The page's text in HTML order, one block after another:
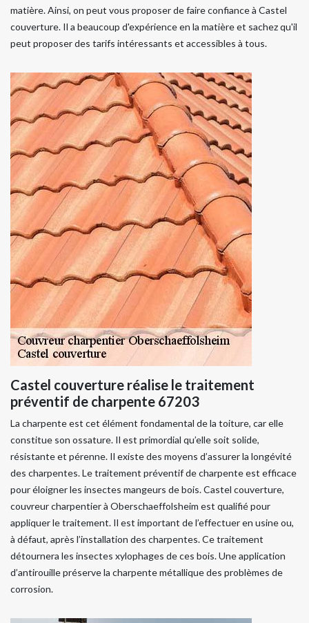
matière. Ainsi, on peut vous proposer de faire confiance à Castel
couverture. Il a beaucoup d'expérience en la matière et sachez qu'il
peut proposer des tarifs intéressants et accessibles à tous.
Castel couverture réalise le traitement
préventif de charpente 67203
La charpente est cet élément fondamental de la toiture, car elle
constitue son ossature. Il est primordial qu’elle soit solide,
résistante et pérenne. Il existe des moyens d’assurer la longévité
des charpentes. Le traitement préventif de charpente est efficace
pour éloigner les insectes mangeurs de bois. Castel couverture,
couvreur charpentier à Oberschaeffolsheim est qualifié pour
appliquer le traitement. Il est important de l’effectuer en usine ou,
à défaut, après l’installation des charpentes. Ce traitement
détournera les insectes xylophages de ces bois. Une application
d’antirouille préserve la charpente métallique des problèmes de
corrosion.